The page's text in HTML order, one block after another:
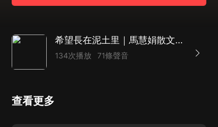
希望長在泥土里｜馬慧娟散文集｜書籍改變命運｜寫實文字慢生活感悟
134次播放 71條聲音
查看更多